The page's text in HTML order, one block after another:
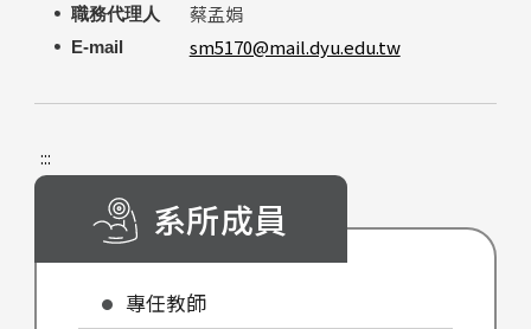
職務代理人 蔡孟娟
E-mail sm5170@mail.dyu.edu.tw
:::
系所成員
專任教師